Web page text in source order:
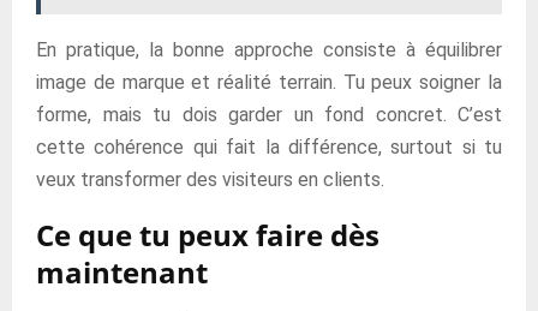
En pratique, la bonne approche consiste à équilibrer
image de marque et réalité terrain. Tu peux soigner la
forme, mais tu dois garder un fond concret. C’est
cette cohérence qui fait la différence, surtout si tu
veux transformer des visiteurs en clients.
Ce que tu peux faire dès
maintenant